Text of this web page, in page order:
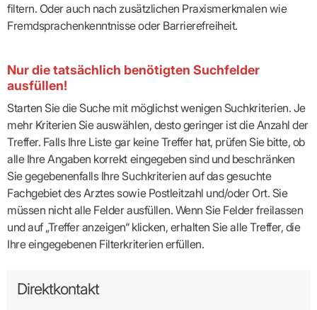
filtern. Oder auch nach zusätzlichen Praxismerkmalen wie
Fremdsprachenkenntnisse oder Barrierefreiheit.
Nur die tatsächlich benötigten Suchfelder
ausfüllen!
Starten Sie die Suche mit möglichst wenigen Suchkriterien. Je
mehr Kriterien Sie auswählen, desto geringer ist die Anzahl der
Treffer. Falls Ihre Liste gar keine Treffer hat, prüfen Sie bitte, ob
alle Ihre Angaben korrekt eingegeben sind und beschränken
Sie gegebenenfalls Ihre Suchkriterien auf das gesuchte
Fachgebiet des Arztes sowie Postleitzahl und/oder Ort. Sie
müssen nicht alle Felder ausfüllen. Wenn Sie Felder freilassen
und auf „Treffer anzeigen“ klicken, erhalten Sie alle Treffer, die
Ihre eingegebenen Filterkriterien erfüllen.
Direktkontakt